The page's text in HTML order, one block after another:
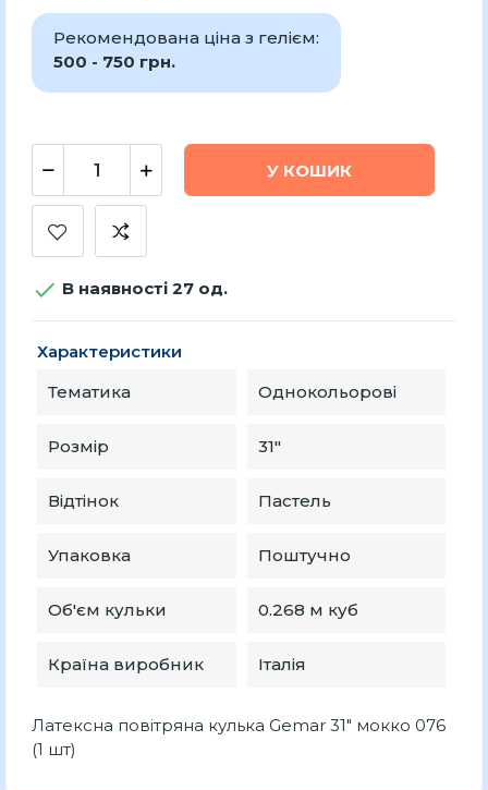
Рекомендована ціна з гелієм:
500 - 750 грн.
У КОШИК
 В наявності 27 од.
Характеристики
Тематика
Однокольорові
Розмір 31"
Відтінок Пастель
Упаковка Поштучно
Об'єм кульки 0.268 м куб
Країна виробник Італія
Латексна повітряна кулька Gemar 31" мокко 076
(1 шт)